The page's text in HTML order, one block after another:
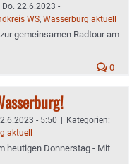
Do. 22.6.2023 -
WS, Wasserburg aktuell
gemeinsamen Radtour am
0
- 5:50 | Kategorien:
aktuell
heutigen Donnerstag - Mit